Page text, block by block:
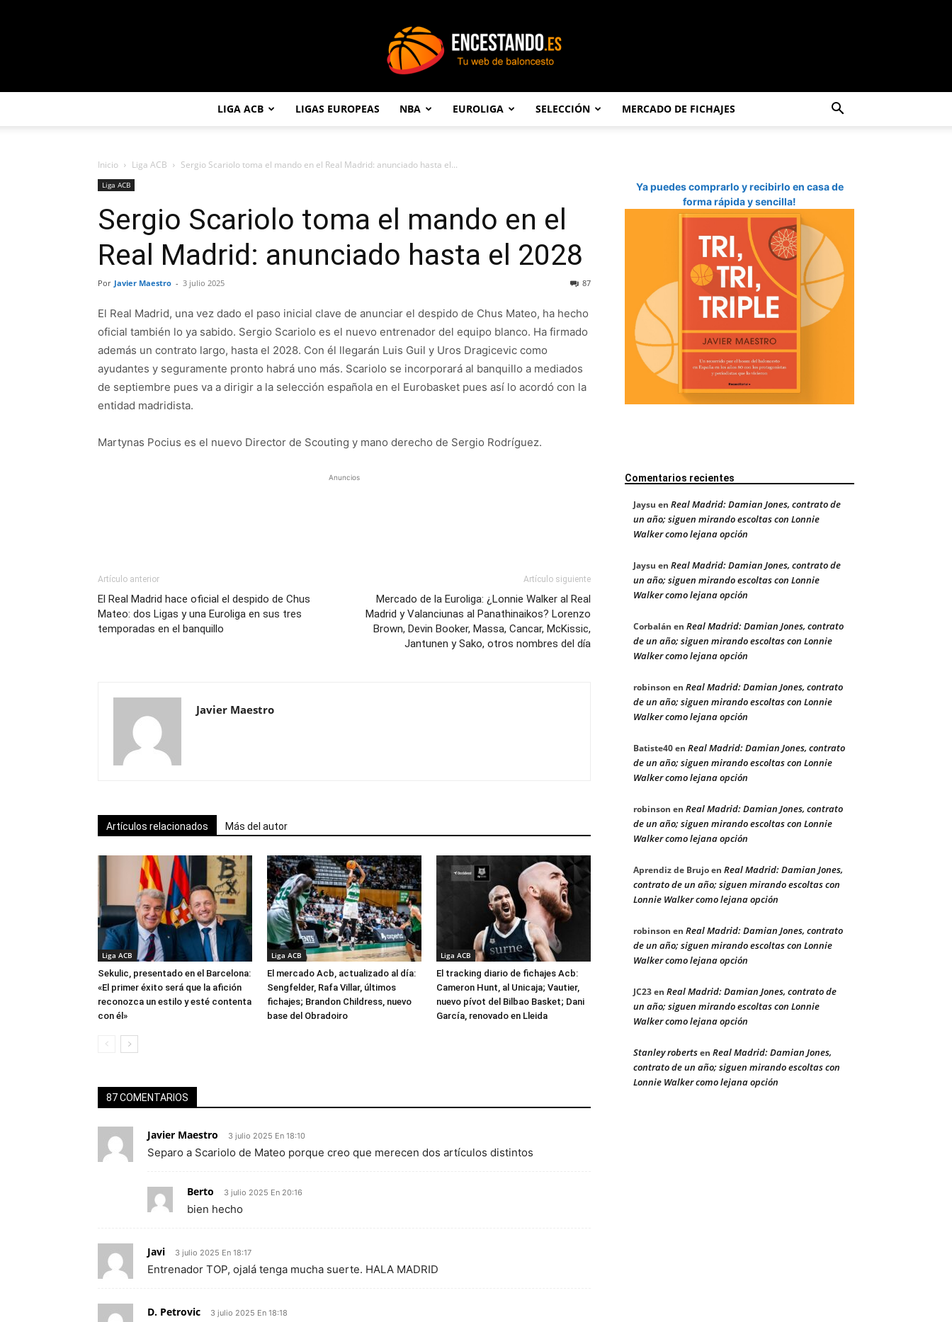
LIGA ACB LIGAS EUROPEAS NBA EUROLIGA SELECCIÓN MERCADO DE FICHAJES
Inicio Liga ACB Sergio Scariolo toma el mando en el Real Madrid: anunciado hasta el...
Liga ACB
Sergio Scariolo toma el mando en el
Real Madrid: anunciado hasta el 2028
Por Javier Maestro - 3 julio 2025 87
El Real Madrid, una vez dado el paso inicial clave de anunciar el despido de Chus Mateo, ha hecho
oficial también lo ya sabido. Sergio Scariolo es el nuevo entrenador del equipo blanco. Ha firmado
además un contrato largo, hasta el 2028. Con él llegarán Luis Guil y Uros Dragicevic como
ayudantes y seguramente pronto habrá uno más. Scariolo se incorporará al banquillo a mediados
de septiembre pues va a dirigir a la selección española en el Eurobasket pues así lo acordó con la
entidad madridista.
Martynas Pocius es el nuevo Director de Scouting y mano derecho de Sergio Rodríguez.
Anuncios
Artículo anterior
El Real Madrid hace oficial el despido de Chus
Mateo: dos Ligas y una Euroliga en sus tres
temporadas en el banquillo
Artículo siguiente
Mercado de la Euroliga: ¿Lonnie Walker al Real
Madrid y Valanciunas al Panathinaikos? Lorenzo
Brown, Devin Booker, Massa, Cancar, McKissic,
Jantunen y Sako, otros nombres del día
Javier Maestro
Artículos relacionados Más del autor
Liga ACB
Sekulic, presentado en el Barcelona:
«El primer éxito será que la afición
reconozca un estilo y esté contenta
con él»
Liga ACB
El mercado Acb, actualizado al día:
Sengfelder, Rafa Villar, últimos
fichajes; Brandon Childress, nuevo
base del Obradoiro
Liga ACB
El tracking diario de fichajes Acb:
Cameron Hunt, al Unicaja; Vautier,
nuevo pívot del Bilbao Basket; Dani
García, renovado en Lleida
87 COMENTARIOS
Javier Maestro 3 julio 2025 En 18:10
Separo a Scariolo de Mateo porque creo que merecen dos artículos distintos
Berto 3 julio 2025 En 20:16
bien hecho
Javi 3 julio 2025 En 18:17
Entrenador TOP, ojalá tenga mucha suerte. HALA MADRID
D. Petrovic 3 julio 2025 En 18:18
Ya puedes comprarlo y recibirlo en casa de
forma rápida y sencilla!
Comentarios recientes
Jaysu en Real Madrid: Damian Jones, contrato de
un año; siguen mirando escoltas con Lonnie
Walker como lejana opción
Jaysu en Real Madrid: Damian Jones, contrato de
un año; siguen mirando escoltas con Lonnie
Walker como lejana opción
Corbalán en Real Madrid: Damian Jones, contrato
de un año; siguen mirando escoltas con Lonnie
Walker como lejana opción
robinson en Real Madrid: Damian Jones, contrato
de un año; siguen mirando escoltas con Lonnie
Walker como lejana opción
Batiste40en Real Madrid: Damian Jones, contrato
de un año; siguen mirando escoltas con Lonnie
Walker como lejana opción
robinson en Real Madrid: Damian Jones, contrato
de un año; siguen mirando escoltas con Lonnie
Walker como lejana opción
Aprendiz de Brujoen Real Madrid: Damian Jones,
contrato de un año; siguen mirando escoltas con
Lonnie Walker como lejana opción
robinson en Real Madrid: Damian Jones, contrato
de un año; siguen mirando escoltas con Lonnie
Walker como lejana opción
JC23en Real Madrid: Damian Jones, contrato de
un año; siguen mirando escoltas con Lonnie
Walker como lejana opción
Stanley robertsen Real Madrid: Damian Jones,
contrato de un año; siguen mirando escoltas con
Lonnie Walker como lejana opción